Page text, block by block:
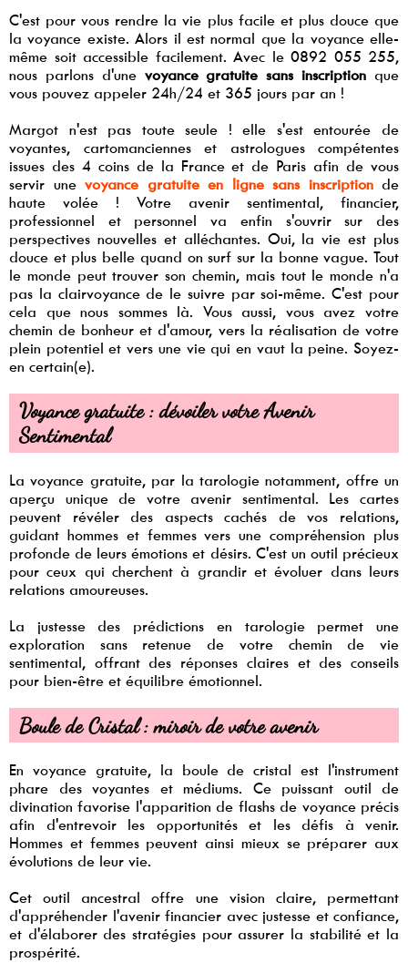
C'est pour vous rendre la vie plus facile et plus douce que
la voyance existe. Alors il est normal que la voyance elle-
même soit accessible facilement. Avec le 0892 055 255,
nous parlons d'une voyance gratuite sans inscription que
vous pouvez appeler 24h/24 et 365 jours par an !
Margot n'est pas toute seule ! elle s'est entourée de
voyantes, cartomanciennes et astrologues compétentes
issues des 4 coins de la France et de Paris afin de vous
servir une voyance gratuite en ligne sans inscriptionde
haute volée ! Votre avenir sentimental, financier,
professionnel et personnel va enfin s'ouvrir sur des
perspectives nouvelles et alléchantes. Oui, la vie est plus
douce et plus belle quand on surf sur la bonne vague. Tout
le monde peut trouver son chemin, mais tout le monde n'a
pas la clairvoyance de le suivre par soi-même. C'est pour
cela que nous sommes là. Vous aussi, vous avez votre
chemin de bonheur et d'amour, vers la réalisation de votre
plein potentiel et vers une vie qui en vaut la peine. Soyez-
en certain(e).
Voyance gratuite : dévoiler votre Avenir
Sentimental
La voyance gratuite, par la tarologie notamment, offre un
aperçu unique de votre avenir sentimental. Les cartes
peuvent révéler des aspects cachés de vos relations,
guidant hommes et femmes vers une compréhension plus
profonde de leurs émotions et désirs. C'est un outil précieux
pour ceux qui cherchent à grandir et évoluer dans leurs
relations amoureuses.
La justesse des prédictions en tarologie permet une
exploration sans retenue de votre chemin de vie
sentimental, offrant des réponses claires et des conseils
pour bien-être et équilibre émotionnel.
Boule de Cristal : miroir de votre avenir
En voyance gratuite, la boule de cristal est l'instrument
phare des voyantes et médiums. Ce puissant outil de
divination favorise l'apparition de flashs de voyance précis
afin d'entrevoir les opportunités et les défis à venir.
Hommes et femmes peuvent ainsi mieux se préparer aux
évolutions de leur vie.
Cet outil ancestral offre une vision claire, permettant
d'appréhender l'avenir financier avec justesse et confiance,
et d'élaborer des stratégies pour assurer la stabilité et la
prospérité.